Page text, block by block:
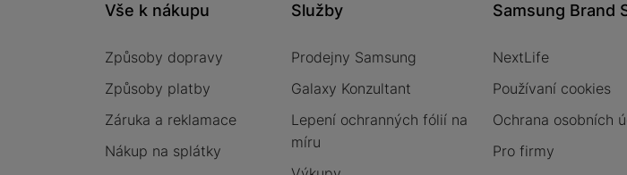
Vše k nákupu
Způsoby dopravy
Způsoby platby
Záruka a reklamace
Nákup na splátky
Služby
Prodejny Samsung
Galaxy Konzultant
Lepení ochranných fólií na
míru
Samsung Brand
NextLife
Používaní cookies
Ochrana osobních
Pro firmy